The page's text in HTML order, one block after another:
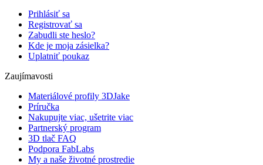
Prihlásiť sa
Registrovať sa
Zabudli ste heslo?
Kde je moja zásielka?
Uplatniť poukaz
Zaujímavosti
Materiálové profily 3DJake
Príručka
Nakupujte viac, ušetrite viac
Partnerský program
3D tlač FAQ
Podpora FabLabs
My a naše životné prostredie